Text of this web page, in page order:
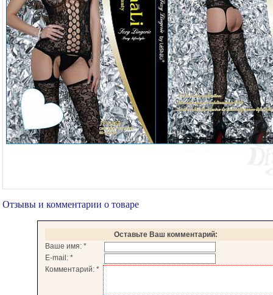
Отзывы и комментарии о товаре
Оставьте Ваш комментарий:
Ваше имя: *
E-mail: *
Комментарий: *